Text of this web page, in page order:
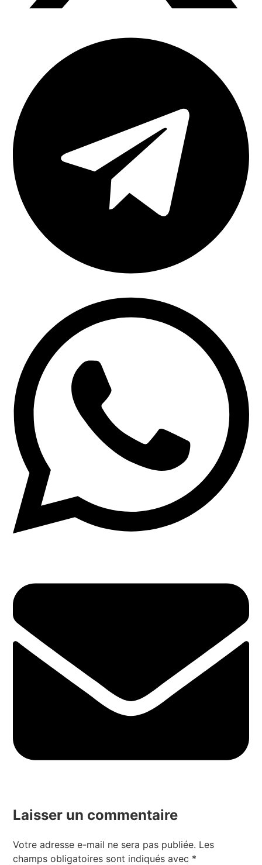
Laisser un commentaire
Votre adresse e-mail ne sera pas publiée. Les
champs obligatoires sont indiqués avec *